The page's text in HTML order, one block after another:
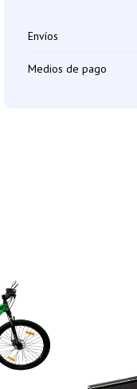
Envíos
Medios de pago